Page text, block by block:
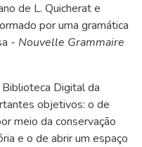
de L. Quicherat e
por uma gramática
- Nouvelle Grammaire
Digital da
objetivos: o de
meio da conservação
e o de abrir um espaço